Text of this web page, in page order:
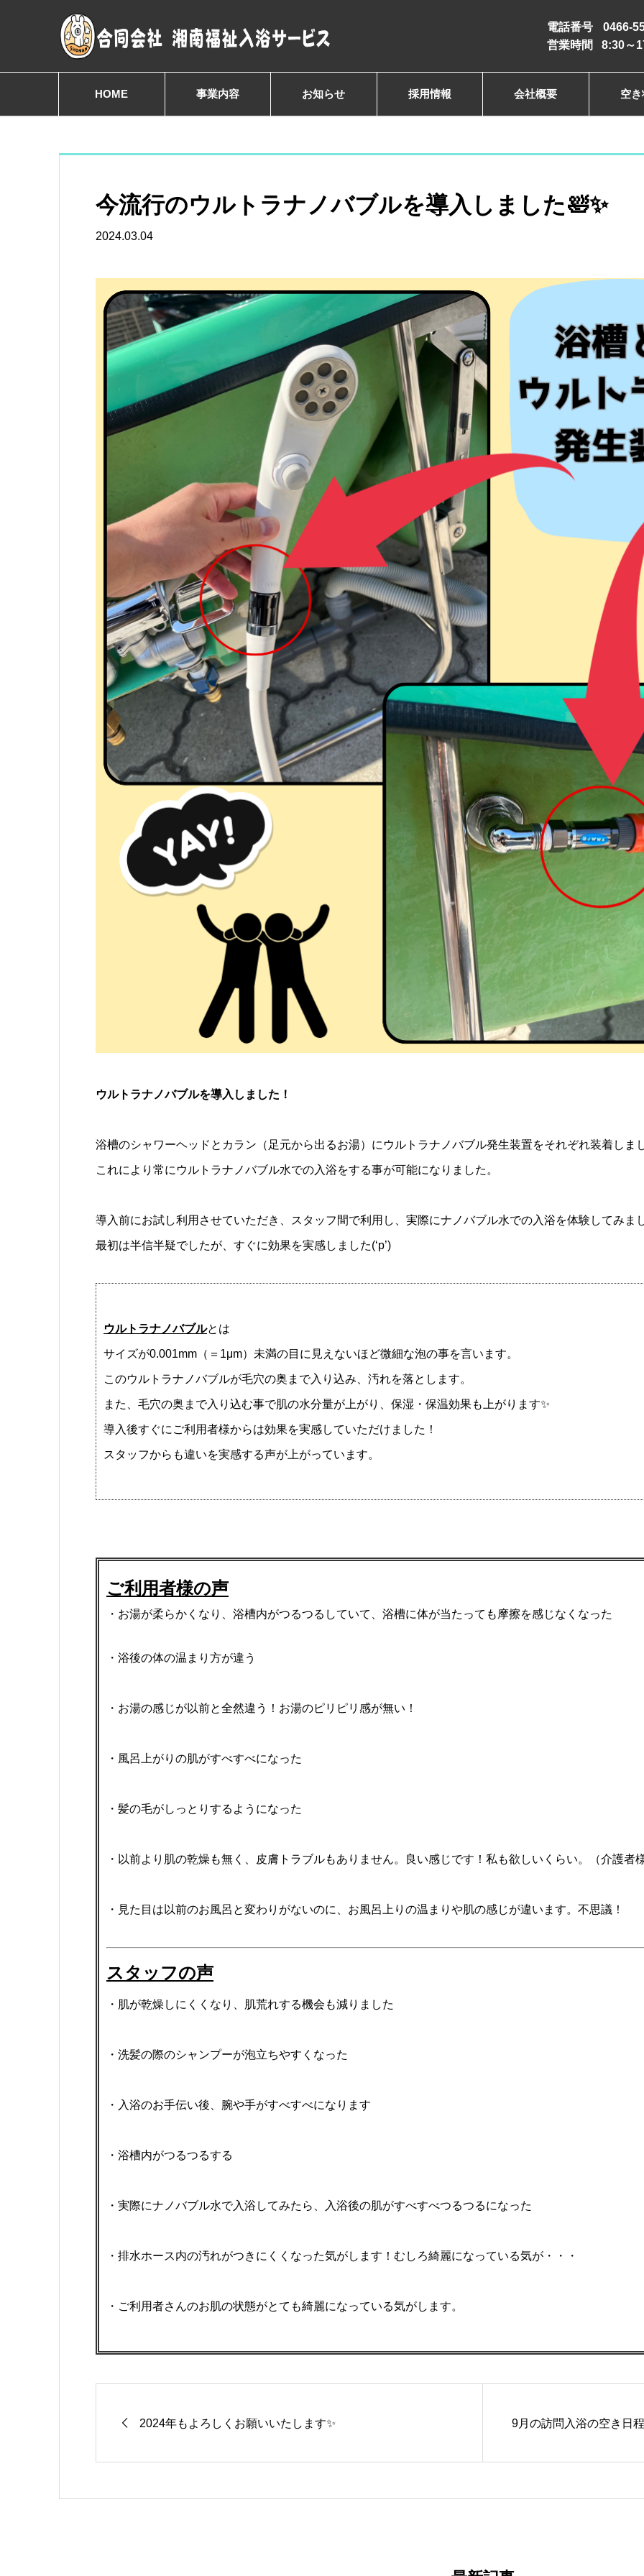
電話番号
0466-
営業時間
8:30～
HOME 事業内容 お知らせ 採用情報 会社概要 空
今流行のウルトラナノバブルを導入しました🛀✨
2024.03.04
ウルトラナノバブルを導入しました！
浴槽のシャワーヘッドとカラン（足元から出るお湯）にウルトラナノバブル発生装置をそれぞれ装着しま
これにより常にウルトラナノバブル水での入浴をする事が可能になりました。
導入前にお試し利用させていただき、スタッフ間で利用し、実際にナノバブル水での入浴を体験してみま
最初は半信半疑でしたが、すぐに効果を実感しました(‘p’)
ウルトラナノバブルとは
サイズが0.001mm（＝1μm）未満の目に見えないほど微細な泡の事を言います。
このウルトラナノバブルが毛穴の奥まで入り込み、汚れを落とします。
また、毛穴の奥まで入り込む事で肌の水分量が上がり、保湿・保温効果も上がります✨
導入後すぐにご利用者様からは効果を実感していただけました！
スタッフからも違いを実感する声が上がっています。
ご利用者様の声
・お湯が柔らかくなり、浴槽内がつるつるしていて、浴槽に体が当たっても摩擦を感じなくなった
・浴後の体の温まり方が違う
・お湯の感じが以前と全然違う！お湯のピリピリ感が無い！
・風呂上がりの肌がすべすべになった
・髪の毛がしっとりするようになった
・以前より肌の乾燥も無く、皮膚トラブルもありません。良い感じです！私も欲しいくらい。（介護者
・見た目は以前のお風呂と変わりがないのに、お風呂上りの温まりや肌の感じが違います。不思議！
スタッフの声
・肌が乾燥しにくくなり、肌荒れする機会も減りました
・洗髪の際のシャンプーが泡立ちやすくなった
・入浴のお手伝い後、腕や手がすべすべになります
・浴槽内がつるつるする
・実際にナノバブル水で入浴してみたら、入浴後の肌がすべすべつるつるになった
・排水ホース内の汚れがつきにくくなった気がします！むしろ綺麗になっている気が・・・
・ご利用者さんのお肌の状態がとても綺麗になっている気がします。
2024年もよろしくお願いいたします✨ 9月の訪問入浴の空き日